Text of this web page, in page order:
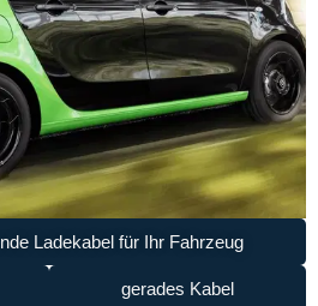
Ladekabel für Ihr Fahrzeug
gerades Kabel